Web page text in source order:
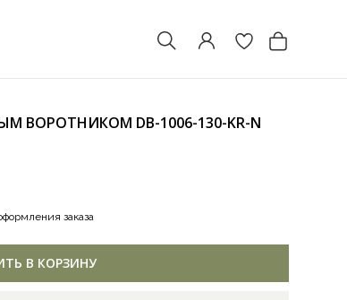
ВОРОТНИКОМ DB-1006-130-KR-N
заказа
В КОРЗИНУ